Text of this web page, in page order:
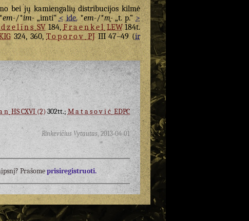
bei jų kamiengalių distribucijos kilmė
em-/*im-„imti“< ide.*em-/*m̥-„t. p.“>
SV184,FraenkelLEW184t.
324, 360,ToporovPJIII 47–49 (ir
HS CXVI (2)302tt.;MatasovićEDPC
Rinkevičius Vytautas, 2013-04-01
Prašomeprisiregistruoti.